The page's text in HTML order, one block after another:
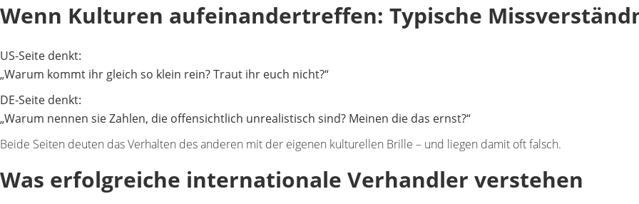
Wenn Kulturen aufeinandertreffen: Typische
US-Seite denkt:
„Warum kommt ihr gleich so klein rein? Traut ihr euch nicht?“
DE-Seite denkt:
„Warum nennen sie Zahlen, die offensichtlich unrealistisch sind? Meinen die das ernst?“
Beide Seiten deuten das Verhalten des anderen mit der eigenen kulturellen Brille – und liegen damit oft falsch.
Was erfolgreiche internationale Verhandler verstehen